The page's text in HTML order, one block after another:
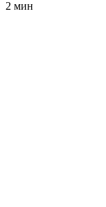
2 мин